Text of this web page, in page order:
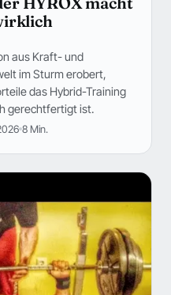
aus Kraft- und
im Sturm erobert,
das Hybrid-Training
gerechtfertigt ist.
8 Min.